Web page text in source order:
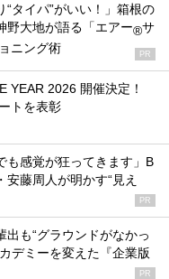
“タイパ”がいい！」箱根の
野大地が語る「エアー®サ
ニング術 PR
YEAR 2026 開催決定！
トを表彰
も感覚が狂ってきます」B
安藤周人が明かす“見え
PR
出も“グラウンドがなかっ
デミーを変えた『企業版
PR